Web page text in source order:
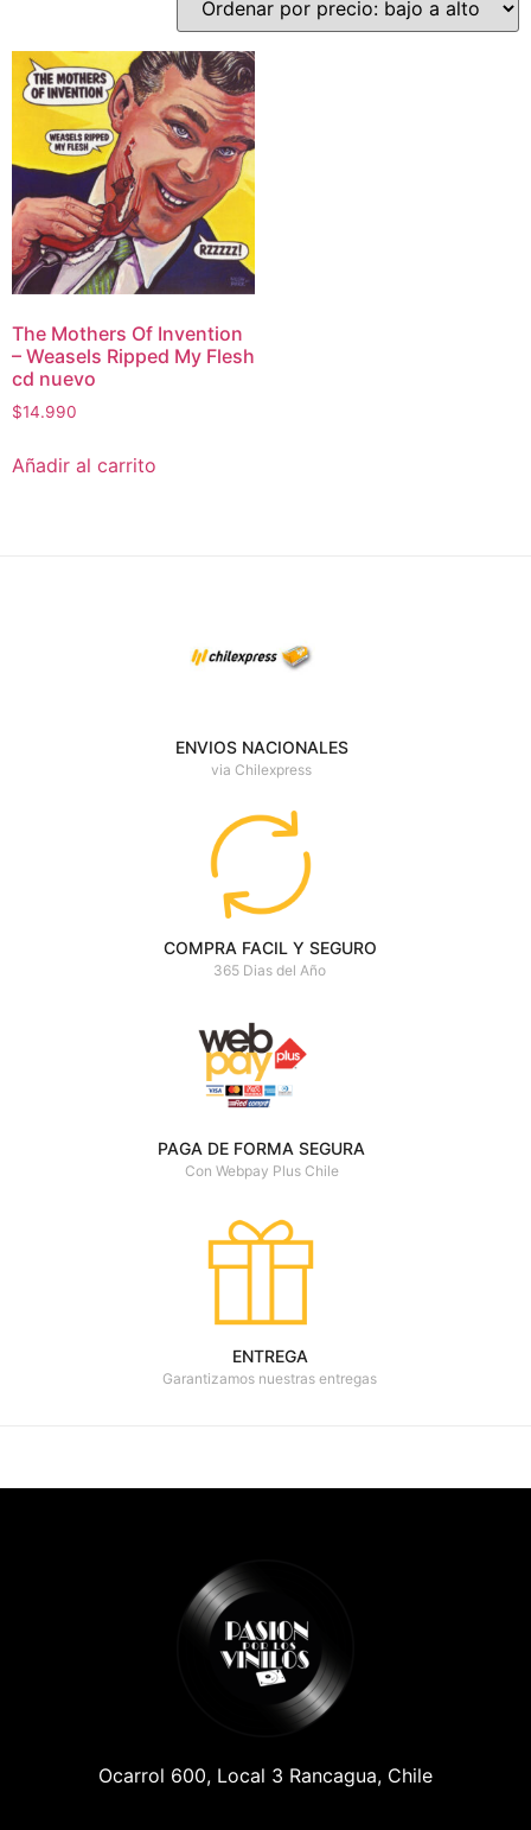
The Mothers Of Invention
– Weasels Ripped My Flesh
cd nuevo
$14.990
Añadir al carrito
ENVIOS NACIONALES
via Chilexpress
COMPRA FACIL Y SEGURO
365 Dias del Año
PAGA DE FORMA SEGURA
Con Webpay Plus Chile
ENTREGA
Garantizamos nuestras entregas
Ocarrol 600, Local 3 Rancagua, Chile